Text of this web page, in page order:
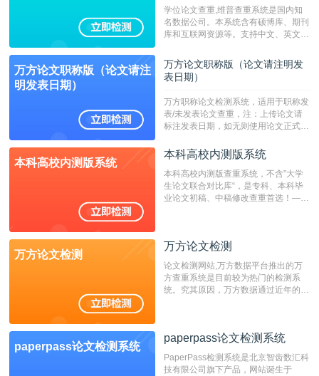
学位论文查重,维普查重系统是国内知
名数据公司。本系统含有硕博库、期刊
库和互联网资源等。支持中文、英文、
定院校！！！
万方论文职称版（论文请注
明发表日期）
万方论文职称版（论文请注明发
表日期）
万方职称论文检测系统，适用于职称发
表/未发表论文查重，注：上传论文请
标注发表日期，如无则使用论文正式发
成时间作为发表日期。
本科高校内测版系统
本科高校内测版系统
本科高校内测版查重系统，不含”大学
生论文联合对比库“，是专科、本科毕
业论文初稿、中稿修改查重首选！——
万方论文检测
万方论文检测
论文检测网站,万方数据平台推出的万
方查重系统是目前较为热门的检测系
统。究其原因，万方数据通过近年的发
非。其次，相对于知网而言，万方检测
重的推荐系统。
paperpass论文检测系统
paperpass论文检测系统
PaperPass检测系统是北京智齿数汇科
技有限公司旗下产品，网站诞生于